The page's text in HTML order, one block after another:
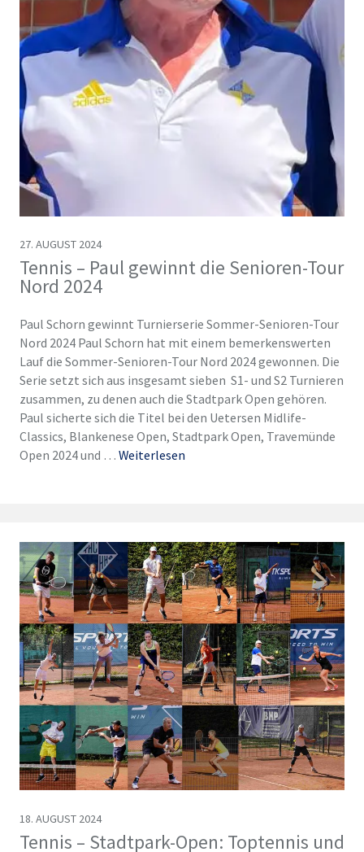
Tennis – Paul gewinnt die Senioren-Tour
Nord 2024
27. AUGUST 2024
Paul Schorn gewinnt Turnierserie Sommer-Senioren-Tour
Nord 2024 Paul Schorn hat mit einem bemerkenswerten
Lauf die Sommer-Senioren-Tour Nord 2024 gewonnen. Die
Serie setzt sich aus insgesamt sieben S1- und S2 Turnieren
zusammen, zu denen auch die Stadtpark Open gehören.
Paul sicherte sich die Titel bei den Uetersen Midlife-
Classics, Blankenese Open, Stadtpark Open, Travemünde
Open 2024 und … Weiterlesen
Tennis – Stadtpark-Open: Toptennis und
18. AUGUST 2024